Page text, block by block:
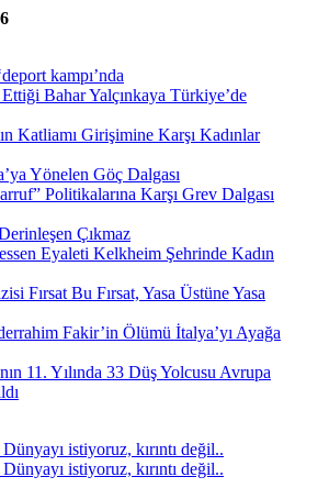
kampı’nda
Bahar Yalçınkaya Türkiye’de
Katliamı Girişimine Karşı Kadınlar
Yönelen Göç Dalgası
Politikalarına Karşı Grev Dalgası
Çıkmaz
Eyaleti Kelkheim Şehrinde Kadın
Fırsat Bu Fırsat, Yasa Üstüne Yasa
Fakir’in Ölümü İtalya’yı Ayağa
11. Yılında 33 Düş Yolcusu Avrupa